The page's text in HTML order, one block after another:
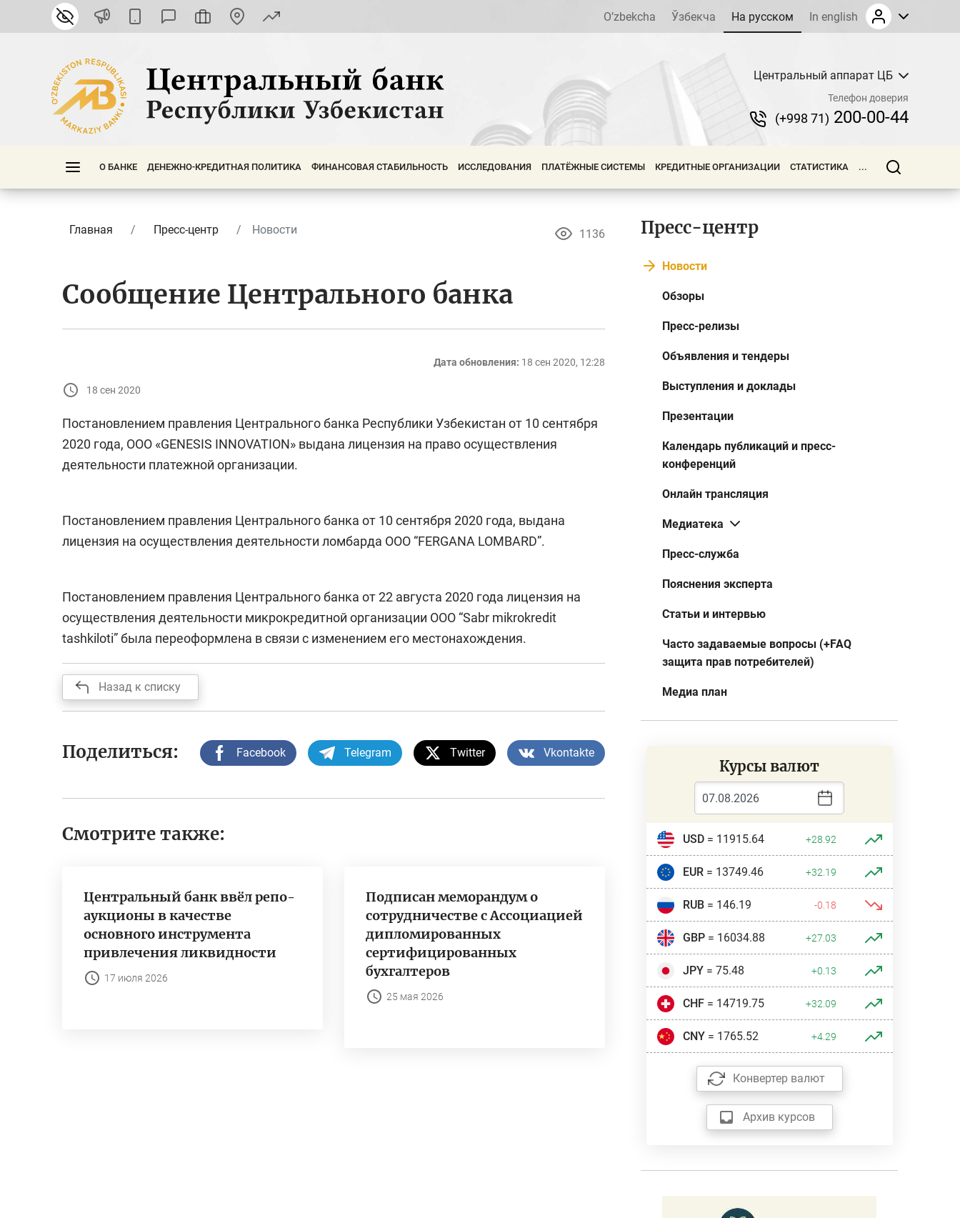
O’zbekcha Ўзбекча На русском In english
Центральный аппарат ЦБ
Телефон доверия
(+998 71) 200-00-44
О БАНКЕ ДЕНЕЖНО-КРЕДИТНАЯ ПОЛИТИКА ФИНАНСОВАЯ СТАБИЛЬНОСТЬ ИССЛЕДОВАНИЯ ПЛАТЁЖНЫЕ СИСТЕМЫ КРЕДИТНЫЕ ОРГАНИЗАЦИИ СТАТИСТИКА ...
Главная Пресс-центр Новости 1136
Сообщение Центрального банка
Дата обновления: 18 сен 2020, 12:28
18 сен 2020
Постановлением правления Центрального банка Республики Узбекистан от 10 сентября
2020 года, ООО «GENESIS INNOVATION» выдана лицензия на право осуществления
деятельности платежной организации.
Постановлением правления Центрального банка от 10 сентября 2020 года, выдана
лицензия на осуществления деятельности ломбарда ООО “FERGANA LOMBARD”.
Постановлением правления Центрального банка от 22 августа 2020 года лицензия на
осуществления деятельности микрокредитной организации ООО “Sabr mikrokredit
tashkiloti” была переоформлена в связи с изменением его местонахождения.
Назад к списку
Поделиться: Facebook Telegram Twitter Vkontakte
Смотрите также:
Центральный банк ввёл репо-
аукционы в качестве
основного инструмента
привлечения ликвидности
17 июля 2026
Подписан меморандум о
сотрудничестве с Ассоциацией
дипломированных
сертифицированных
бухгалтеров
25 мая 2026
Пресс-центр
Новости
Обзоры
Пресс-релизы
Объявления и тендеры
Выступления и доклады
Презентации
Календарь публикаций и пресс-
конференций
Онлайн трансляция
Медиатека
Пресс-служба
Пояснения эксперта
Статьи и интервью
Часто задаваемые вопросы (+FAQ
защита прав потребителей)
Медиа план
Курсы валют
USD= 11915.64 +28.92
EUR= 13749.46 +32.19
RUB= 146.19 -0.18
GBP= 16034.88 +27.03
JPY= 75.48 +0.13
CHF= 14719.75 +32.09
CNY= 1765.52 +4.29
Конвертер валют
Архив курсов